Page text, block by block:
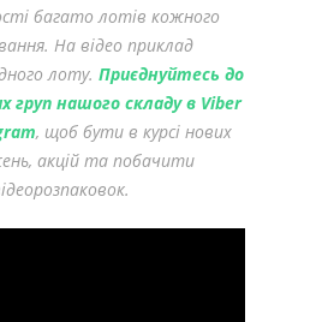
багато лотів кожного
На відео приклад
лоту. Приєднуйтесь до
груп нашого складу в Viber
, щоб бути в курсі нових
акцій та побачити